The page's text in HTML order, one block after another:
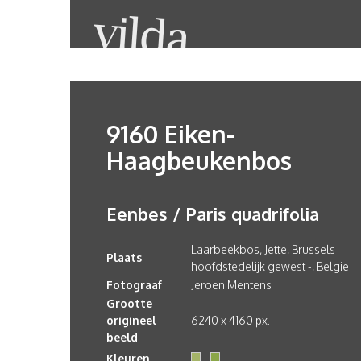
9160 Eiken-
Haagbeukenbos
Eenbes / Paris quadrifolia
Plaats
Laarbeekbos, Jette, Brussels
hoofdstedelijk gewest -, België
Fotograaf
Jeroen Mentens
Grootte
origineel
beeld
6240 x 4160 px.
Kleuren